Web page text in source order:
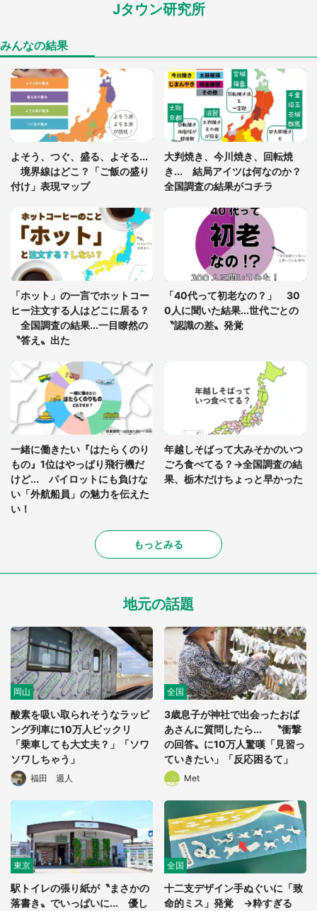
フグだけど、丸ごといっても〝無毒〟です 可愛す
ベビーカーに赤ちゃんを乗せ、階段を上ろうとして
いた私。気づけば手からベビーカーが消えていて
（神奈川県・60代女性）
「一人きりで男湯に入った幼い息子。後日になって
打ち明けられたその日の出来事」（神奈川県・70代
以上女性）
私。「邪魔邪魔邪魔邪魔」と後ろの人に唱えられて
（神奈川県・30代女性）
「妊娠中の通勤電車で、毎日一緒だったおじいさ
ん。ある日、車内で立ってたら後ろから...」
Jタウン研究所
みんなの結果
よそう、つぐ、盛る、よそる...
境界線はどこ？「ご飯の盛り
付け」表現マップ
大判焼き、今川焼き、回転焼
き... 結局アイツは何なのか？
全国調査の結果がコチラ
「ホット」の一言でホットコー
ヒー注文する人はどこに居る？
全国調査の結果...一目瞭然の
〝答え〟出た
「40代って初老なの？」 30
0人に聞いた結果...世代ごとの
〝認識の差〟発覚
一緒に働きたい『はたらくのり
もの』1位はやっぱり飛行機だ
けど... パイロットにも負けな
い「外航船員」の魅力を伝えた
い！
年越しそばって大みそかのいつ
ごろ食べてる？→全国調査の結
果、栃木だけちょっと早かった
もっとみる
地元の話題
岡山
酸素を吸い取られそうなラッピ
ング列車に10万人ビックリ
「乗車しても大丈夫？」「ソワ
ソワしちゃう」
福田 週人
全国
3歳息子が神社で出会ったおば
あさんに質問したら... 〝衝撃
の回答〟に10万人驚嘆「見習っ
ていきたい」「反応困るて」
Met
東京
駅トイレの張り紙が〝まさかの
落書き〟でいっぱいに... 優し
全国
十二支デザイン手ぬぐいに「致
命的ミス」発覚 →粋すぎる